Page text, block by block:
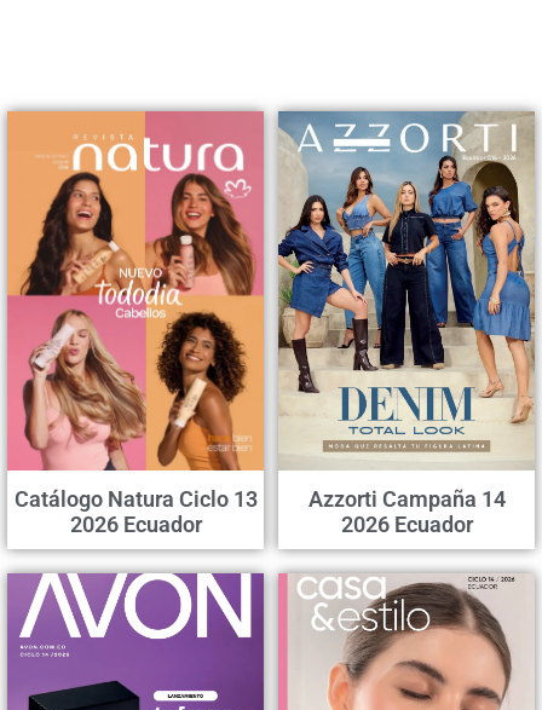
Catálogo Natura Ciclo 13
2026 Ecuador
Azzorti Campaña 14
2026 Ecuador